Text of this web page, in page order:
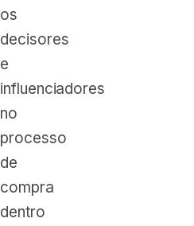
os
decisores
e
influenciadores
no
processo
de
compra
dentro